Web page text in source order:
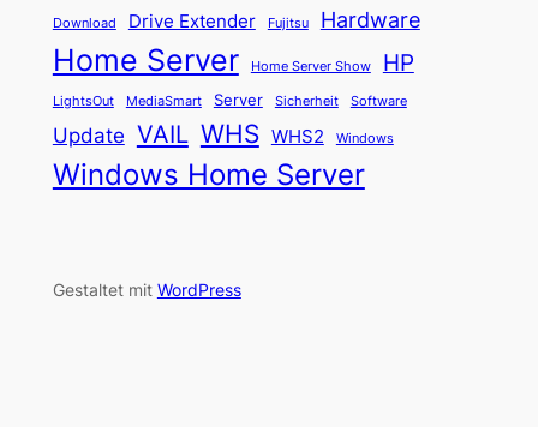
Download Drive Extender Fujitsu Hardware
Home Server Home Server Show HP
LightsOut MediaSmart Server Sicherheit Software
Update VAIL WHS WHS2 Windows
Windows Home Server
Gestaltet mit WordPress